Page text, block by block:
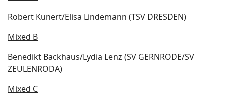
Robert Kunert/Elisa Lindemann (TSV DRESDEN)
Mixed B
Benedikt Backhaus/Lydia Lenz (SV GERNRODE/SV
ZEULENRODA)
Mixed C